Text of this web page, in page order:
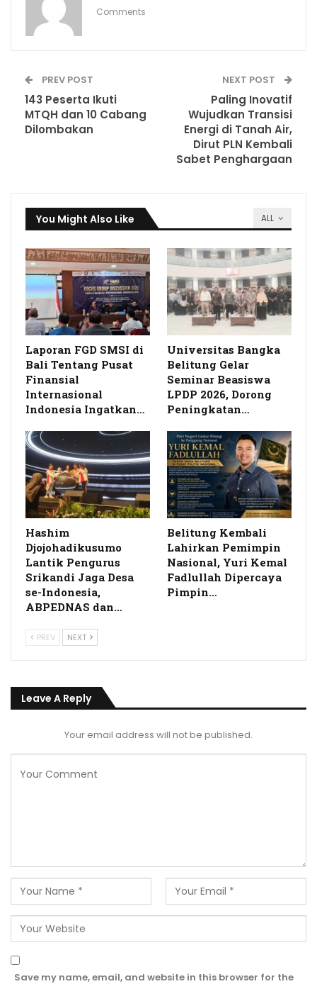
Comments
PREV POST
143 Peserta Ikuti
MTQH dan 10 Cabang
Dilombakan
NEXT POST
Paling Inovatif
Wujudkan Transisi
Energi di Tanah Air,
Dirut PLN Kembali
Sabet Penghargaan
ALL
You Might Also Like
Laporan FGD SMSI di
Bali Tentang Pusat
Finansial
Internasional
Indonesia Ingatkan…
Universitas Bangka
Belitung Gelar
Seminar Beasiswa
LPDP 2026, Dorong
Peningkatan…
Hashim
Djojohadikusumo
Lantik Pengurus
Srikandi Jaga Desa
se-Indonesia,
ABPEDNAS dan…
Belitung Kembali
Lahirkan Pemimpin
Nasional, Yuri Kemal
Fadlullah Dipercaya
Pimpin…
PREV NEXT
Leave A Reply
Your email address will not be published.
Save my name, email, and website in this browser for the